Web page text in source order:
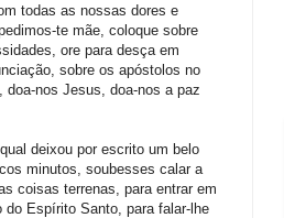
todas as nossas dores e
te mãe, coloque sobre
ore para desça em
sobre os apóstolos no
doa-nos Jesus, doa-nos a paz
deixou por escrito um belo
minutos, soubesses calar a
coisas terrenas, para entrar em
Espírito Santo, para falar-lhe